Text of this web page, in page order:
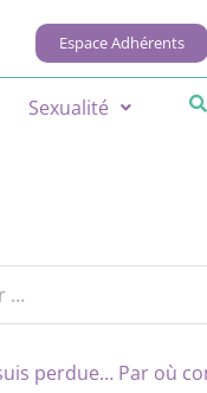
Espace Adhérents
Sexualité
perdue… Par où